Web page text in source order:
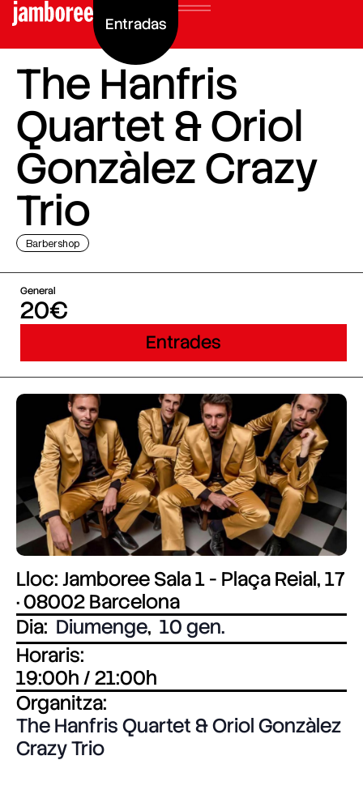
Entradas
The Hanfris
Quartet & Oriol
Gonzàlez Crazy
Trio
Barbershop
General
20€
Entrades
Lloc: Jamboree Sala 1 - Plaça Reial, 17
· 08002 Barcelona
Dia: Diumenge, 10 gen.
Horaris:
19:00h / 21:00h
Organitza:
The Hanfris Quartet & Oriol Gonzàlez
Crazy Trio